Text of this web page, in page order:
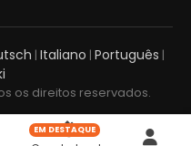
| Italiano | Português |
os direitos reservados.
EM DESTAQUE